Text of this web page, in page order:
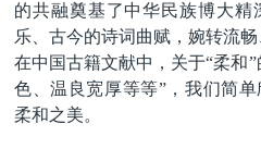
的共融奠基了中华民族博大精
乐、古今的诗词曲赋，婉转流畅
在中国古籍文献中，关于“柔和”
色、温良宽厚等等”，我们简单
柔和之美。